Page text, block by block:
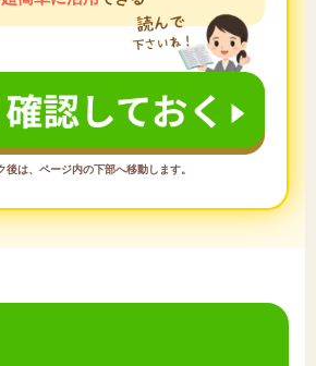
は、ページ内の下部へ移動します。